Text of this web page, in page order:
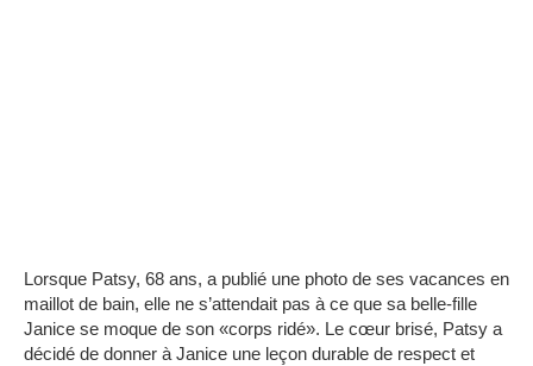
Lorsque Patsy, 68 ans, a publié une photo de ses vacances en
maillot de bain, elle ne s’attendait pas à ce que sa belle-fille
Janice se moque de son «corps ridé». Le cœur brisé, Patsy a
décidé de donner à Janice une leçon durable de respect et